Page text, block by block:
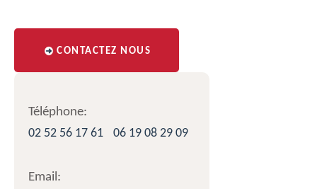
CONTACTEZ NOUS
Téléphone:
02 52 56 17 61
06 19 08 29 09
Email: